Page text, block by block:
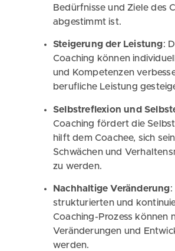
Bedürfnisse und Ziele des
abgestimmt ist.
Steigerung der Leistung:
Coaching können
und Kompetenzen
berufliche Leistung
Selbstreflexion und
Coaching fördert die
hilft dem Coachee, sich
Schwächen und
zu werden.
Nachhaltige Veränderung:
strukturierten und
Coaching-Prozess können
Veränderungen und
werden.